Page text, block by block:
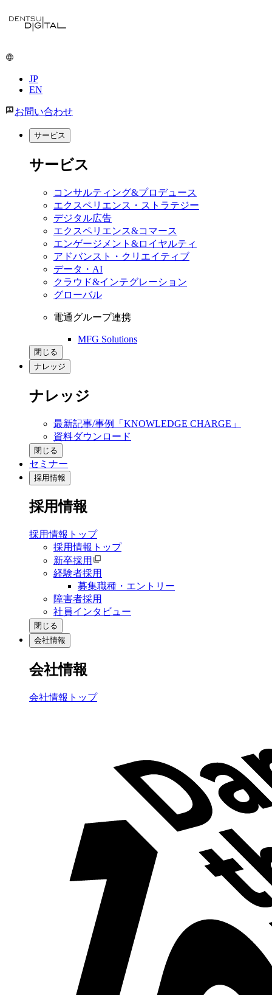
メ
コ
ツ
JP
EN
お問い合わせ
サービス
サービス
コンサルティング&プロデュース
エクスペリエンス・ストラテジー
デジタル広告
エクスペリエンス&コマース
エンゲージメント&ロイヤルティ
アドバンスト・クリエイティブ
データ・AI
クラウド&インテグレーション
グローバル
電通グループ連携
MFG Solutions
閉じる
ナレッジ
ナレッジ
最新記事/事例「KNOWLEDGE CHARGE」
資料ダウンロード
閉じる
セミナー
採用情報
採用情報
採用情報トップ
採用情報トップ
新卒採用
経験者採用
募集職種・エントリー
障害者採用
社員インタビュー
閉じる
会社情報
会社情報
会社情報トップ